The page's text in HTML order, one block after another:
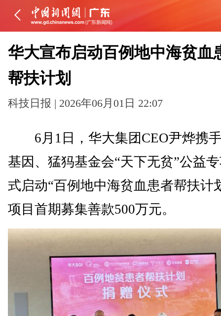
华大宣布启动百例地中海贫血
帮扶计划
科技日报 | 2026年06月01日 22:07
6月1日，华大集团CEO尹烨携
基因、猛犸基金会“天下无贫”公益
式启动“百例地中海贫血患者帮扶计
项目首期募集善款500万元。